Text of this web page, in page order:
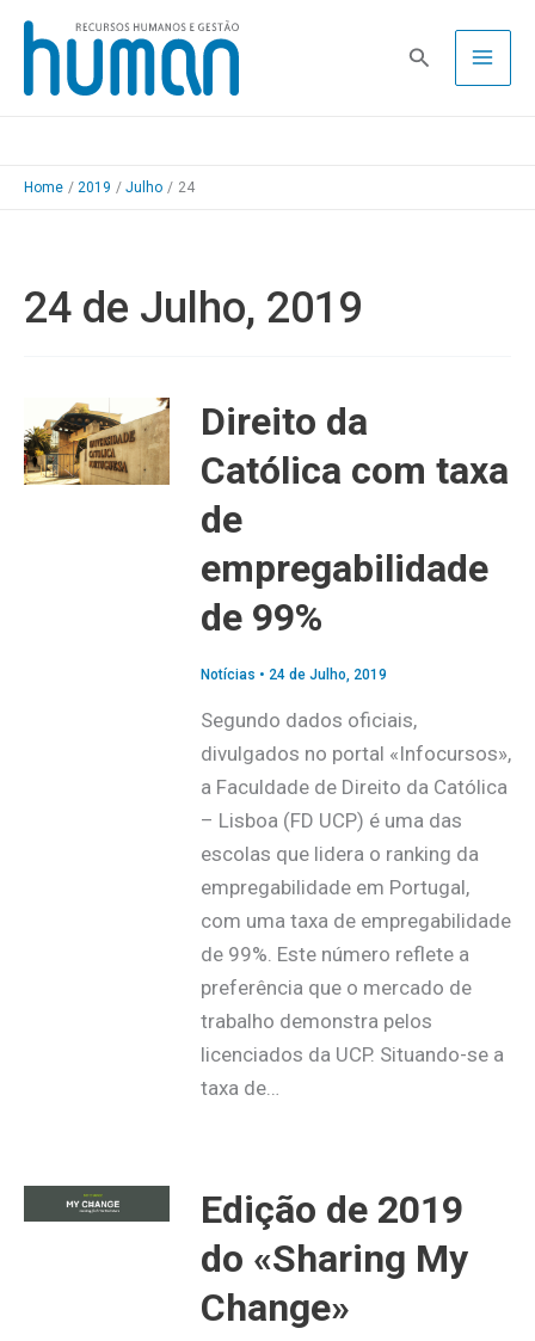
Skip
content
Pesquisa
Home 2019 Julho 24
24 de Julho, 2019
Direito da
Católica com taxa
de
empregabilidade
de 99%
Notícias • 24 de Julho, 2019
Segundo dados oficiais,
divulgados no portal «Infocursos»,
a Faculdade de Direito da Católica
– Lisboa (FD UCP) é uma das
escolas que lidera o ranking da
empregabilidade em Portugal,
com uma taxa de empregabilidade
de 99%. Este número reflete a
preferência que o mercado de
trabalho demonstra pelos
licenciados da UCP. Situando-se a
taxa de…
Edição de 2019
do «Sharing My
Change»